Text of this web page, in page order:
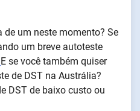
de um neste momento? Se
um breve autoteste
E se você também quiser
de DST na Austrália?
DST de baixo custo ou